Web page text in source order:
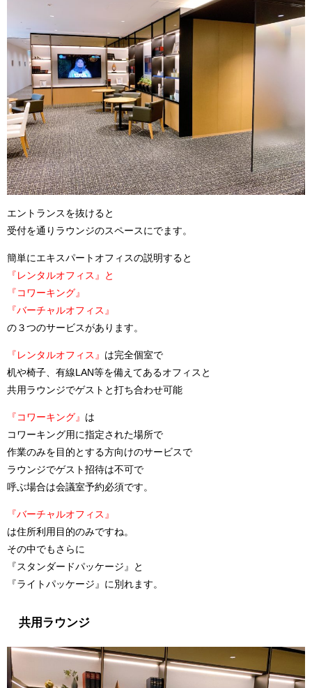
エントランスを抜けると
受付を通りラウンジのスペースにでます。
簡単にエキスパートオフィスの説明すると
『レンタルオフィス』と
『コワーキング』
『バーチャルオフィス』
の３つのサービスがあります。
『レンタルオフィス』 は完全個室で
机や椅子、有線LAN等を備えてあるオフィスと
共用ラウンジでゲストと打ち合わせ可能
『コワーキング』 は
コワーキング用に指定された場所で
作業のみを目的とする方向けのサービス で
ラウンジでゲスト招待は不可で
呼ぶ場合は会議室予約必須です。
『バーチャルオフィス』
は住所利用目的のみですね。
その中でもさらに
『スタンダードパッケージ』と
『ライトパッケージ』に別れます。
共用ラウンジ